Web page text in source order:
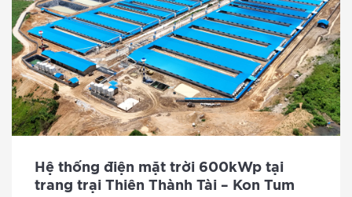
Hệ thống điện mặt trời 600kWp tại
trang trại Thiên Thành Tài – Kon Tum